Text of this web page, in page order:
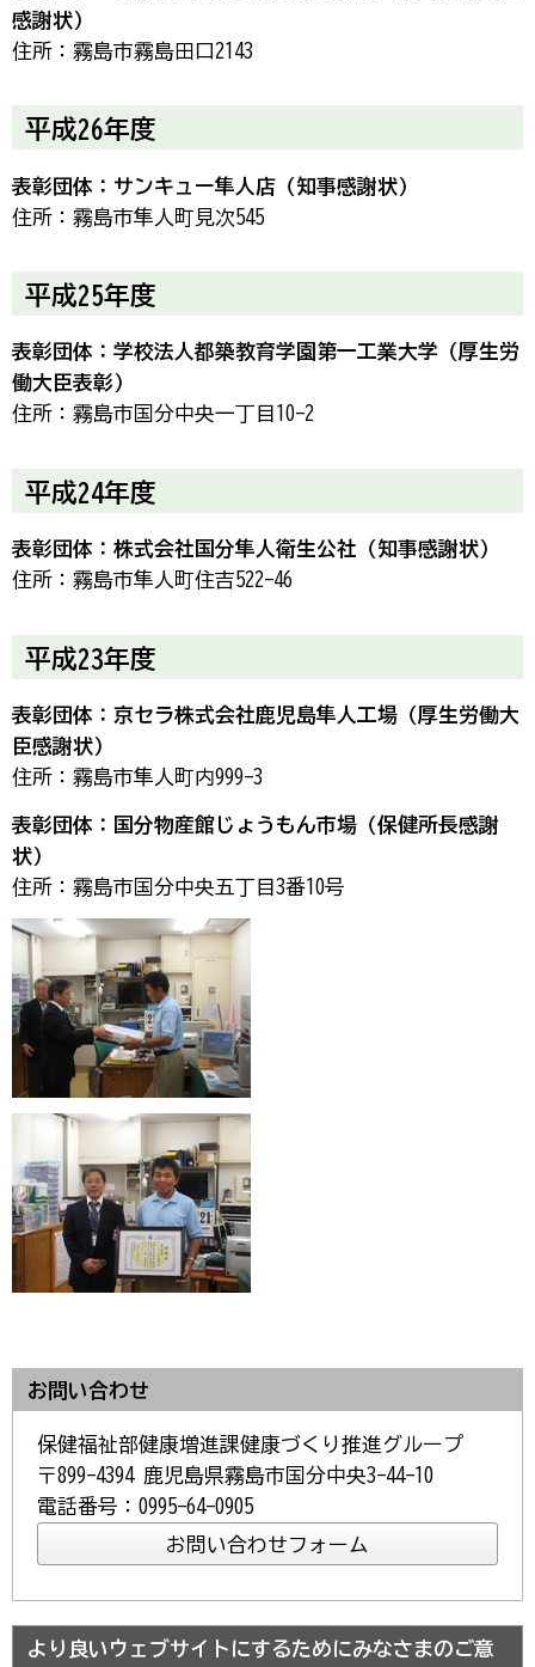
感謝状）
住所：霧島市霧島田口2143
平成26年度
表彰団体：サンキュー隼人店（知事感謝状）
住所：霧島市隼人町見次545
平成25年度
表彰団体：学校法人都築教育学園第一工業大学（厚生労
働大臣表彰）
住所：霧島市国分中央一丁目10-2
平成24年度
表彰団体：株式会社国分隼人衛生公社（知事感謝状）
住所：霧島市隼人町住吉522-46
平成23年度
表彰団体：京セラ株式会社鹿児島隼人工場（厚生労働大
臣感謝状）
住所：霧島市隼人町内999-3
表彰団体：国分物産館じょうもん市場（保健所長感謝
状）
住所：霧島市国分中央五丁目3番10号
お問い合わせ
保健福祉部健康増進課健康づくり推進グループ
〒899-4394 鹿児島県霧島市国分中央3-44-10
電話番号：0995-64-0905
より良いウェブサイトにするためにみなさまのご意